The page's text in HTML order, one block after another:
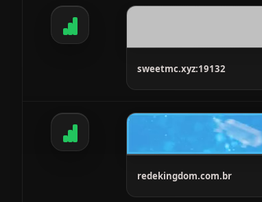
sweetmc.xyz:19132
redekingdom.com.br